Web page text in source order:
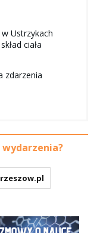
Ustrzykach
ciała
zdarzenia
wydarzenia?